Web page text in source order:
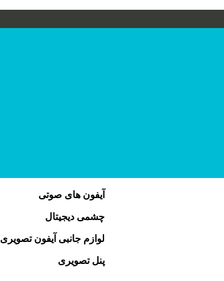
آیفون های صوتی
چشمی دیجیتال
لوازم جانبی آیفون تصویری
پنل تصویری